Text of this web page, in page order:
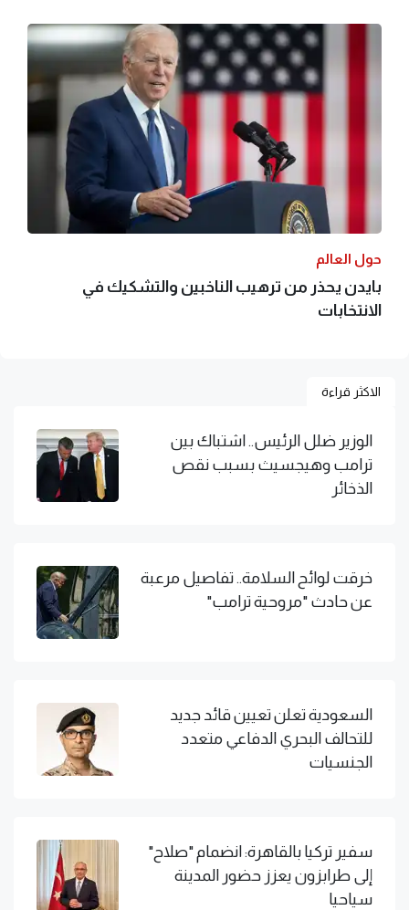
حول العالم
بايدن يحذر من ترهيب الناخبين والتشكيك في
الانتخابات
الاكثر قراءة
الوزير ضلل الرئيس.. اشتباك بين
ترامب وهيجسيث بسبب نقص
الذخائر
خرقت لوائح السلامة.. تفاصيل مرعبة
عن حادث "مروحية ترامب"
السعودية تعلن تعيين قائد جديد
للتحالف البحري الدفاعي متعدد
الجنسيات
سفير تركيا بالقاهرة: انضمام "صلاح"
إلى طرابزون يعزز حضور المدينة
سياحيا